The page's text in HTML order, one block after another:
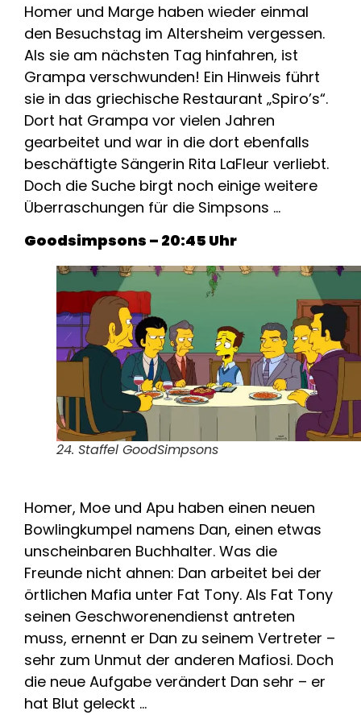
Homer und Marge haben wieder einmal
den Besuchstag im Altersheim vergessen.
Als sie am nächsten Tag hinfahren, ist
Grampa verschwunden! Ein Hinweis führt
sie in das griechische Restaurant „Spiro’s“.
Dort hat Grampa vor vielen Jahren
gearbeitet und war in die dort ebenfalls
beschäftigte Sängerin Rita LaFleur verliebt.
Doch die Suche birgt noch einige weitere
Überraschungen für die Simpsons …
Goodsimpsons – 20:45 Uhr
24. Staffel GoodSimpsons
Homer, Moe und Apu haben einen neuen
Bowlingkumpel namens Dan, einen etwas
unscheinbaren Buchhalter. Was die
Freunde nicht ahnen: Dan arbeitet bei der
örtlichen Mafia unter Fat Tony. Als Fat Tony
seinen Geschworenendienst antreten
muss, ernennt er Dan zu seinem Vertreter –
sehr zum Unmut der anderen Mafiosi. Doch
die neue Aufgabe verändert Dan sehr – er
hat Blut geleckt …